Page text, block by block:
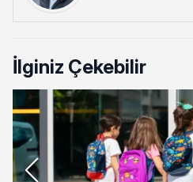
İlginiz Çekebilir